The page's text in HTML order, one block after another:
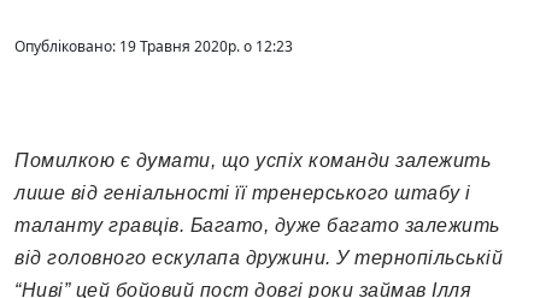
Опубліковано: 19 Травня 2020р. о 12:23
Помилкою є думати, що успіх команди залежить
лише від геніальності її тренерського штабу і
таланту гравців. Багато, дуже багато залежить
від головного ескулапа дружини. У тернопільській
“Ниві” цей бойовий пост довгі роки займав Ілля